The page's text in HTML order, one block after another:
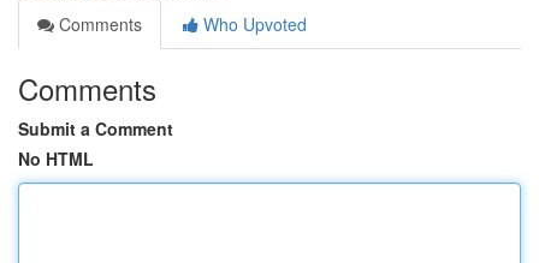
Comments
Who Upvoted
Comments
Submit a Comment
No HTML